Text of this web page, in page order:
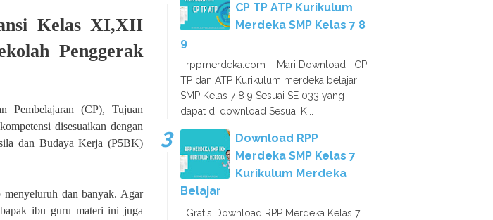
Kelas XI,XII
Penggerak
Pembelajaran (CP), Tujuan
disesuaikan dengan
dan Budaya Kerja (P5BK)
dan banyak. Agar
ibu guru materi ini juga
CP TP ATP Kurikulum
Merdeka SMP Kelas 7 8
9
rppmerdeka.com – Mari Download CP
TP dan ATP Kurikulum merdeka belajar
SMP Kelas 7 8 9 Sesuai SE 033 yang
dapat di download Sesuai K...
Download RPP
Merdeka SMP Kelas 7
Kurikulum Merdeka
Belajar
Gratis Download RPP Merdeka Kelas 7